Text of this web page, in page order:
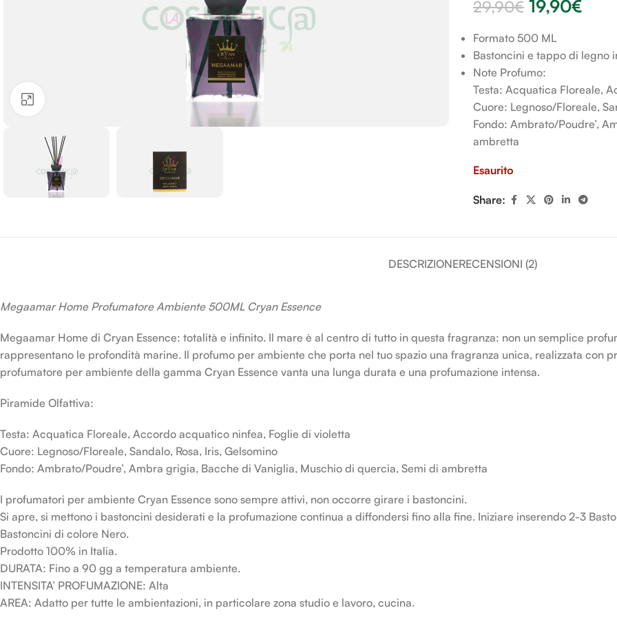
29,90€ 19,90€
Formato 500 ML
Bastoncini e tappo di legno
Note Profumo:
Testa: Acquatica Floreale,
Cuore: Legnoso/Floreale,
Fondo: Ambrato/Poudre’,
ambretta
Esaurito
Share:
DESCRIZIONERECENSIONI (2)
Megaamar Home Profumatore Ambiente 500ML Cryan Essence
Megaamar Home di Cryan Essence: totalità e infinito. Il mare è al centro di tutto in questa fragranza: non un semplice
rappresentano le profondità marine. Il profumo per ambiente che porta nel tuo spazio una fragranza unica, realizzata con
profumatore per ambiente della gamma Cryan Essence vanta una lunga durata e una profumazione intensa.
Piramide Olfattiva:
Testa: Acquatica Floreale, Accordo acquatico ninfea, Foglie di violetta
Cuore: Legnoso/Floreale, Sandalo, Rosa, Iris, Gelsomino
Fondo: Ambrato/Poudre’, Ambra grigia, Bacche di Vaniglia, Muschio di quercia, Semi di ambretta
I profumatori per ambiente Cryan Essence sono sempre attivi, non occorre girare i bastoncini.
Si apre, si mettono i bastoncini desiderati e la profumazione continua a diffondersi fino alla fine. Iniziare inserendo 2-3
Bastoncini di colore Nero.
Prodotto 100% in Italia.
DURATA: Fino a 90 gg a temperatura ambiente.
INTENSITA’ PROFUMAZIONE: Alta
AREA: Adatto per tutte le ambientazioni, in particolare zona studio e lavoro, cucina.